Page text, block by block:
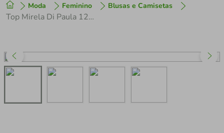
Moda Feminino Blusas e Camisetas
Top Mirela Di Paula 120363
1º tenis
perfume